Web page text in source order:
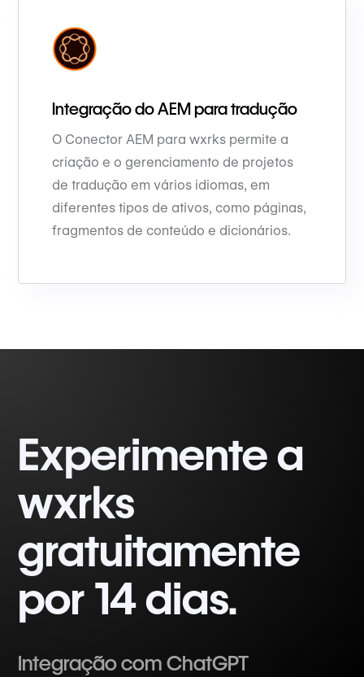
Integração do AEM para tradução
O Conector AEM para wxrks permite a
criação e o gerenciamento de projetos
de tradução em vários idiomas, em
diferentes tipos de ativos, como páginas,
fragmentos de conteúdo e dicionários.
Experimente a
wxrks
gratuitamente
por 14 dias.
Integração com ChatGPT